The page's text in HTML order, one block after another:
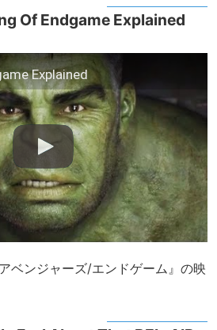
Of Endgame Explained
Explained
ベンジャーズ/エンドゲーム』の映